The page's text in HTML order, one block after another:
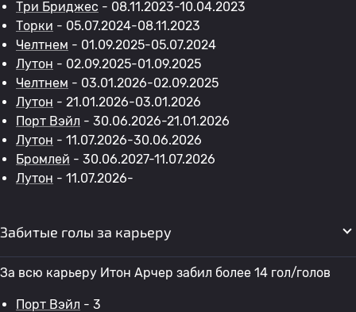
Три Бриджес - 08.11.2023-10.04.2023
Торки - 05.07.2024-08.11.2023
Челтнем - 01.09.2025-05.07.2024
Лутон - 02.09.2025-01.09.2025
Челтнем - 03.01.2026-02.09.2025
Лутон - 21.01.2026-03.01.2026
Порт Вэйл - 30.06.2026-21.01.2026
Лутон - 11.07.2026-30.06.2026
Бромлей - 30.06.2027-11.07.2026
Лутон - 11.07.2026-
Забитые голы за карьеру
За всю карьеру Итон Арчер забил более 14 гол/голов
Порт Вэйл - 3